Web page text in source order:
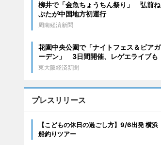
柳井で「金魚ちょうちん祭り」 弘前ね
ぷたが中国地方初運行
周南経済新聞
花園中央公園で「ナイトフェス＆ビアガ
ーデン」 3日間開催、レゲエライブも
東大阪経済新聞
プレスリリース
【こどもの休日の過ごし方】9/6出発 横浜
船釣りツアー